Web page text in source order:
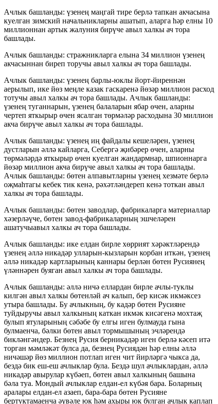
Ачлык башланды: үзенең маңгай тире берлә тапкан акчасына
куелган зимский начальникларны ашатып, аларга һәр елны 10
миллионнан артык жалуния бирүче авыл халкы ач тора
башлады.
Ачлык башланды: стражникларга елына 34 миллион үзенең
акчасыннан биреп торучы авыл халкы ач тора башлады.
Ачлык башланды: үзенең барлы-юклы йорт-йиреннән
аерылып, ике йөз меңле казак гаскаренә йөзәр миллион расход
тотучы авыл халкы ач тора башлады. Ачлык башланды:
үзенең туганнарын, үзенең балаларын ябар өчен, аларны
чертеп яткырыр өчен ясалган төрмәләр расходына 30 миллион
акча бирүче авыл халкы ач тора башлады.
Ачлык башланды: үзенең иң файдалы кешеләрен, үзенең
дустларын әллә кайларга, Себергә җибәрер өчен, аларны
төрмәләрдә яткырыр өчен куелган жандармнар, шпионнарга
йөзәр миллион акча бирүче авыл халкы ач тора башлады.
Ачлык башланды: бөтен алпавытларны үзенең хезмәте берлә
оҗмаһтагы кебек тик кенә, рәхәтләндереп кенә тоткан авыл
халкы ач тора башлады.
Ачлык башланды: бөтен заводлар, фабрикаларга материаллар
хәзерләүче, бөтен завод-фабрикаларның эшчеләрен
ашатучыавыл халкы ач тора башлады.
Ачлык башланды: ике елдан бирле хөррият хәрәктләрендә
үзенең әллә никадәр улларын-кызларын корбан иткән, үзенең
әллә никадәр картларының каннары берлән бөтен Русиянең
үләннәрен буяган авыл халкы ач тора башлады.
Ачлык башланды: әллә ничә еллардан бирле ачлы-туклы
килгән авыл халкы бөтенләй ач калып, бер кисәк икмәксез
утыра башлады. Бу ачлыкның, бу кадәр бөтен Русияне
туйдыручы авыл халкының каткан икмәк кисәгенә мохтаҗ
булып ятуларының сәбәбе бу елгы иген булмауда гына
булмаенча, бәлки бөтен авыл тормышының эчләрендә
бикләнгәндер. Безнең Русия берникадәр иген берлә кәсеп итә
торган мәмләкәт булса да, безнең Русиядән һәр елны әллә
ничәшәр йөз миллион потлап иген чит йирләргә чыкса да,
бездә бик еш-еш ачлыклар була. Бездә шул ачлыклардан, әллә
никадәр авырулар күбәеп, бөтен авыл халкының башына
бәла туа. Мондый ачлыклар елдан-ел күбәя бара. Боларның
аралары елдан-ел азаеп, бара-бара бөтен Русияне
бертуктамаенча әүвәле юк һәм ахыры юк булган ачлык каплап